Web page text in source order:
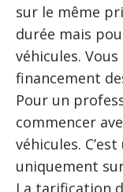
sur le même
durée mais
véhicules.
financement
Pour un
commencer
véhicules.
uniquement
La tarification